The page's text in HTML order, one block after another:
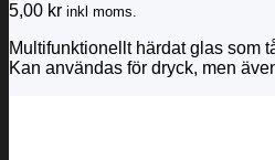
5,00 kr inkl moms.
Multifunktionellt härdat glas som
Kan användas för dryck, men